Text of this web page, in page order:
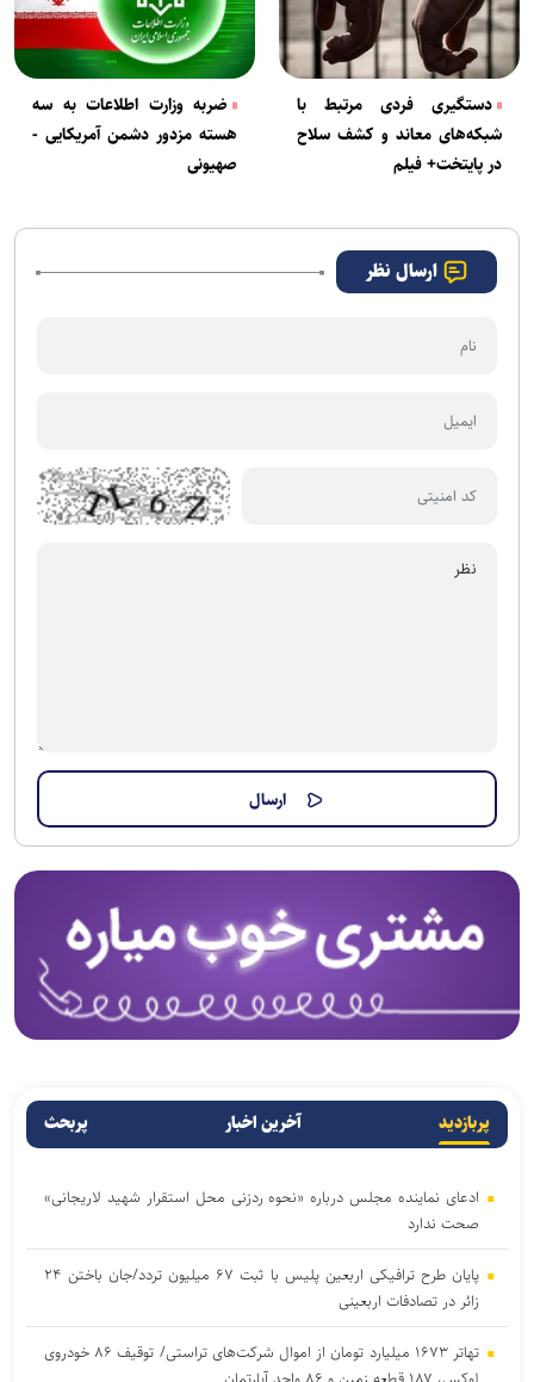
دستگیری فردی مرتبط با
شبکه‌های معاند و کشف سلاح
در پایتخت+ فیلم
ضربه وزارت اطلاعات به سه
هسته مزدور دشمن آمریکایی -
صهیونی
ارسال نظر
پربازدید آخرین اخبار پربحث
ادعای نماینده مجلس درباره «نحوه ردزنی محل استقرار شهید لاریجانی»
صحت ندارد
پایان طرح ترافیکی اربعین پلیس با ثبت ۶۷ میلیون تردد/جان باختن ۲۴
زائر در تصادفات اربعینی
تهاتر ۱۶۷۳ میلیارد تومان از اموال شرکت‌های تراستی/ توقیف ۸۶ خودروی